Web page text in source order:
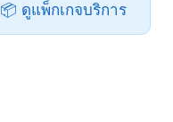
📦 ดูแพ็กเกจบริการ